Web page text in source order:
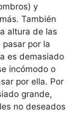
y
También
altura de las
por la
es demasiado
incómodo o
por ella. Por
grande,
no deseados